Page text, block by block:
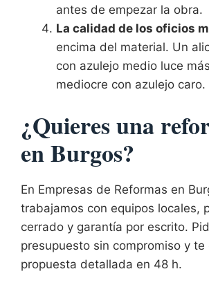
antes de empezar la obra.
La calidad de los oficios
encima del material. Un
con azulejo medio luce
mediocre con azulejo caro.
¿Quieres una
en Burgos?
En Empresas de Reformas en
trabajamos con equipos locales,
cerrado y garantía por escrito.
presupuesto sin compromiso y te
propuesta detallada en 48 h.